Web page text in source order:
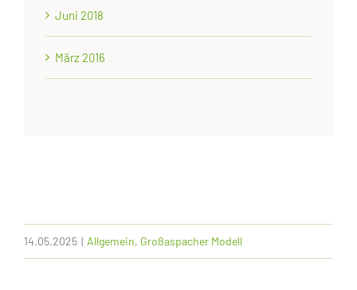
Juni 2018
März 2016
14.05.2025 | Allgemein, Großaspacher Modell